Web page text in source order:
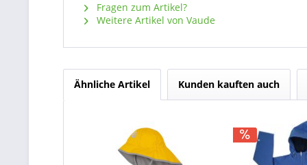
Fragen zum Artikel?
Weitere Artikel von Vaude
Ähnliche Artikel Kunden kauften auch